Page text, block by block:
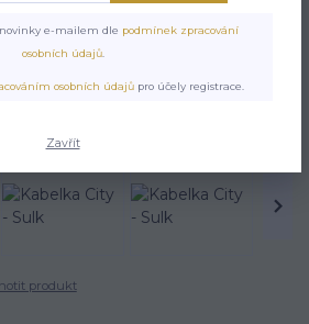
City - Sulk
produkt
e-mailem dle podmínek zpracování
osobních údajů.
osobních údajů pro účely registrace.
Zavřít